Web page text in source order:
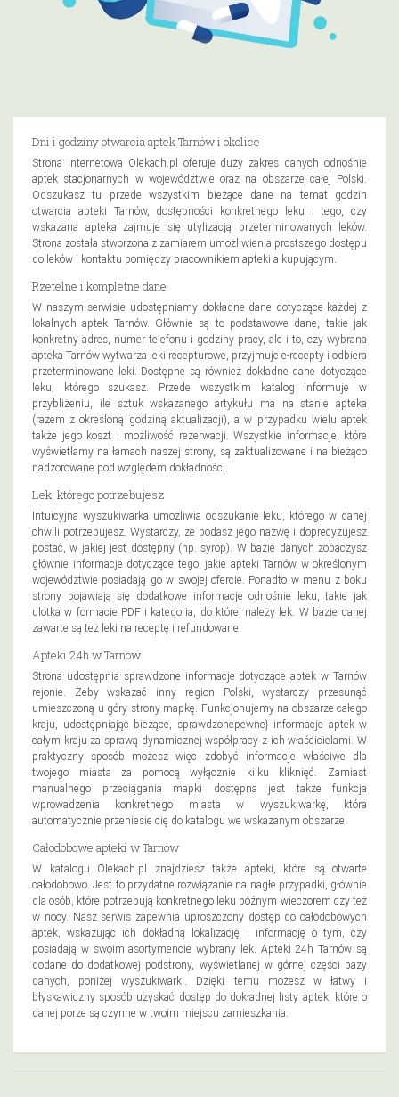
Dni i godziny otwarcia aptek Tarnów i okolice
Strona internetowa Olekach.pl oferuje duży zakres danych odnośnie
aptek stacjonarnych w województwie oraz na obszarze całej Polski.
Odszukasz tu przede wszystkim bieżące dane na temat godzin
otwarcia apteki Tarnów, dostępności konkretnego leku i tego, czy
wskazana apteka zajmuje się utylizacją przeterminowanych leków.
Strona została stworzona z zamiarem umożliwienia prostszego dostępu
do leków i kontaktu pomiędzy pracownikiem apteki a kupującym.
Rzetelne i kompletne dane
W naszym serwisie udostępniamy dokładne dane dotyczące każdej z
lokalnych aptek Tarnów. Głównie są to podstawowe dane, takie jak
konkretny adres, numer telefonu i godziny pracy, ale i to, czy wybrana
apteka Tarnów wytwarza leki recepturowe, przyjmuje e-recepty i odbiera
przeterminowane leki. Dostępne są również dokładne dane dotyczące
leku, którego szukasz. Przede wszystkim katalog informuje w
przybliżeniu, ile sztuk wskazanego artykułu ma na stanie apteka
(razem z określoną godziną aktualizacji), a w przypadku wielu aptek
także jego koszt i możliwość rezerwacji. Wszystkie informacje, które
wyświetlamy na łamach naszej strony, są zaktualizowane i na bieżąco
nadzorowane pod względem dokładności.
Lek, którego potrzebujesz
Intuicyjna wyszukiwarka umożliwia odszukanie leku, którego w danej
chwili potrzebujesz. Wystarczy, że podasz jego nazwę i doprecyzujesz
postać, w jakiej jest dostępny (np. syrop). W bazie danych zobaczysz
głównie informacje dotyczące tego, jakie apteki Tarnów w określonym
województwie posiadają go w swojej ofercie. Ponadto w menu z boku
strony pojawiają się dodatkowe informacje odnośnie leku, takie jak
ulotka w formacie PDF i kategoria, do której należy lek. W bazie danej
zawarte są też leki na receptę i refundowane.
Apteki 24h w Tarnów
Strona udostępnia sprawdzone informacje dotyczące aptek w Tarnów
rejonie. Żeby wskazać inny region Polski, wystarczy przesunąć
umieszczoną u góry strony mapkę. Funkcjonujemy na obszarze całego
kraju, udostępniając bieżące, sprawdzonepewne} informacje aptek w
całym kraju za sprawą dynamicznej współpracy z ich właścicielami. W
praktyczny sposób możesz więc zdobyć informacje właściwe dla
twojego miasta za pomocą wyłącznie kilku kliknięć. Zamiast
manualnego przeciągania mapki dostępna jest także funkcja
wprowadzenia konkretnego miasta w wyszukiwarkę, która
automatycznie przeniesie cię do katalogu we wskazanym obszarze.
Całodobowe apteki w Tarnów
W katalogu Olekach.pl znajdziesz także apteki, które są otwarte
całodobowo. Jest to przydatne rozwiązanie na nagłe przypadki, głównie
dla osób, które potrzebują konkretnego leku późnym wieczorem czy też
w nocy. Nasz serwis zapewnia uproszczony dostęp do całodobowych
aptek, wskazując ich dokładną lokalizację i informację o tym, czy
posiadają w swoim asortymencie wybrany lek. Apteki 24h Tarnów są
dodane do dodatkowej podstrony, wyświetlanej w górnej części bazy
danych, poniżej wyszukiwarki. Dzięki temu możesz w łatwy i
błyskawiczny sposób uzyskać dostęp do dokładnej listy aptek, które o
danej porze są czynne w twoim miejscu zamieszkania.